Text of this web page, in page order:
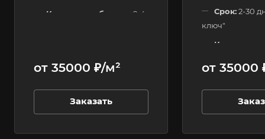
Количество блоков:
2-4
от 35000 ₽/м²
Заказать
Срок:2-30
ключ"
от 35000